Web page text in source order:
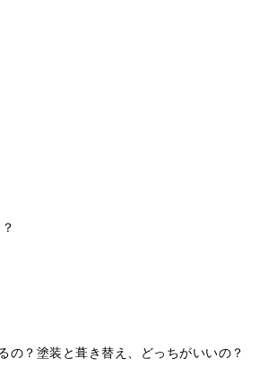
？塗装と葺き替え、どっちがいいの？